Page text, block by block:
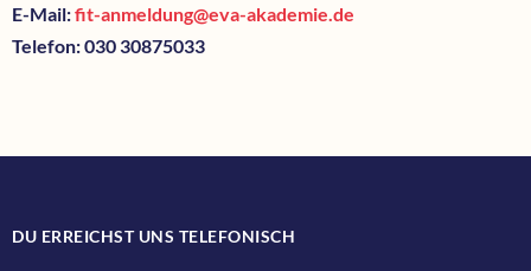
E-Mail:fit-anmeldung@eva-akademie.de
Telefon: 030 30875033
DU ERREICHST UNS TELEFONISCH